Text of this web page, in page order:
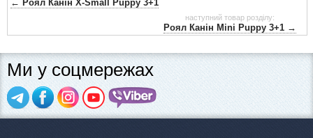
← Роял Канін X-Small Puppy 3+1
наступний товар розділу:
Роял Канін Mini Puppy 3+1 →
Ми у соцмережах